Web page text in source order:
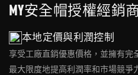
MY安全帽授權經銷
本地定價與利潤控制
享受工廠直銷優惠價格，並擁有完
最大限度地提高利潤率和市場競爭